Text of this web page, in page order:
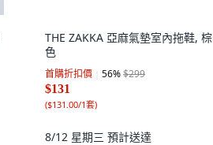
THE ZAKKA 亞麻氣墊室內拖鞋, 棕
色
首購折扣價 56%$299
$131
($131.00/1套)
8/12 星期三 預計送達